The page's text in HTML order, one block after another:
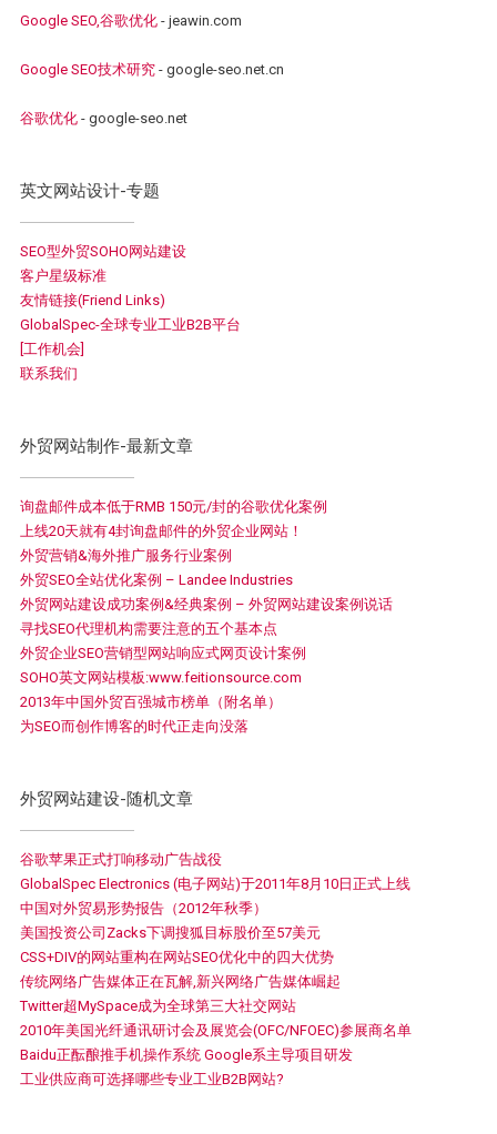
Google SEO,谷歌优化- jeawin.com
Google SEO技术研究- google-seo.net.cn
谷歌优化- google-seo.net
英文网站设计-专题
SEO型外贸SOHO网站建设
客户星级标准
友情链接(Friend Links)
GlobalSpec-全球专业工业B2B平台
[工作机会]
联系我们
外贸网站制作-最新文章
询盘邮件成本低于RMB 150元/封的谷歌优化案例
上线20天就有4封询盘邮件的外贸企业网站！
外贸营销&海外推广服务行业案例
外贸SEO全站优化案例 – Landee Industries
外贸网站建设成功案例&经典案例 – 外贸网站建设案例说话
寻找SEO代理机构需要注意的五个基本点
外贸企业SEO营销型网站响应式网页设计案例
SOHO英文网站模板:www.feitionsource.com
2013年中国外贸百强城市榜单（附名单）
为SEO而创作博客的时代正走向没落
外贸网站建设-随机文章
谷歌苹果正式打响移动广告战役
GlobalSpec Electronics (电子网站)于2011年8月10日正式上线
中国对外贸易形势报告（2012年秋季）
美国投资公司Zacks下调搜狐目标股价至57美元
CSS+DIV的网站重构在网站SEO优化中的四大优势
传统网络广告媒体正在瓦解,新兴网络广告媒体崛起
Twitter超MySpace成为全球第三大社交网站
2010年美国光纤通讯研讨会及展览会(OFC/NFOEC)参展商名单
Baidu正酝酿推手机操作系统 Google系主导项目研发
工业供应商可选择哪些专业工业B2B网站?